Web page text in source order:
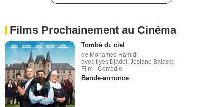
Films Prochainement au Cinéma
Tombé du ciel
de Mohamed Hamidi
avec Ilyes Djadel, Josiane Balasko
Film - Comédie
Bande-annonce